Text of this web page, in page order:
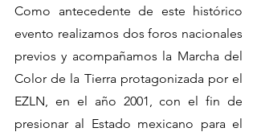
Como antecedente de este histórico
evento realizamos dos foros nacionales
previos y acompañamos la Marcha del
Color de la Tierra protagonizada por el
EZLN, en el año 2001, con el fin de
presionar al Estado mexicano para el